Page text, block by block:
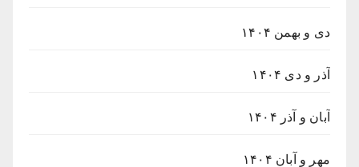
دی و بهمن ۱۴۰۴
آذر و دی ۱۴۰۴
آبان و آذر ۱۴۰۴
مهر و آبان ۱۴۰۴